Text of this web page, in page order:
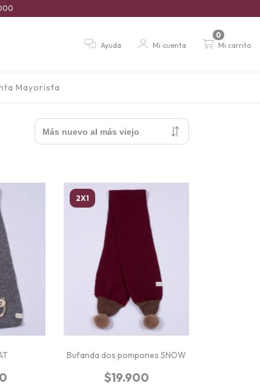
Ayuda Mi cuenta Mi carrito
0
Mayorista
2X1
Bufanda dos pompones SNOW
$19.900